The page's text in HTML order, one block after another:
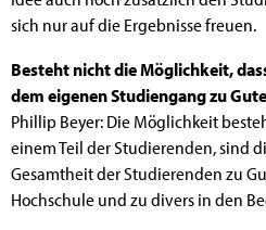
sich nur auf die Ergebnisse freuen.
Besteht nicht die Möglichkeit,
dem eigenen Studiengang zu
Phillip Beyer: Die Möglichkeit
einem Teil der Studierenden, sind
Gesamtheit der Studierenden zu
Hochschule und zu divers in den